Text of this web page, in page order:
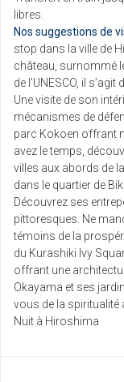
libres.
Nos suggestions de
stop dans la ville de
château, surnommé
de l'UNESCO, il
Une visite de son
mécanismes de
parc Kokoen offrant
avez le temps,
villes aux abords de
dans le quartier de
Découvrez ses
pittoresques. Ne
témoins de la
du Kurashiki Ivy
offrant une
Okayama et ses
vous de la spiritualité
Nuit à Hiroshima